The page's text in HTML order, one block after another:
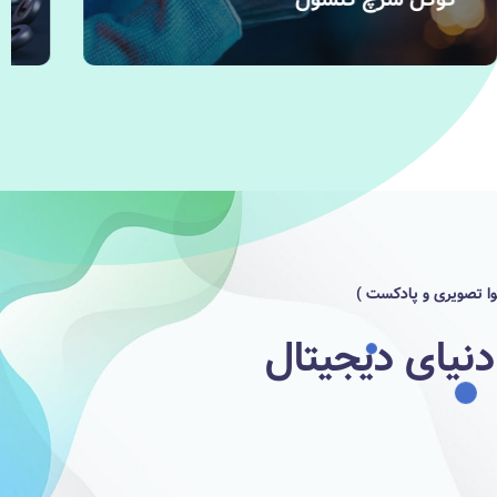
تصویری و پادکست )
دیجیتال